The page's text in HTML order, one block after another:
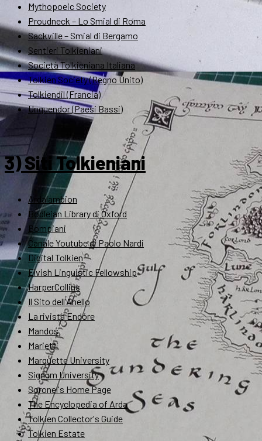
Mythopoeic Society
Proudneck – Lo Smial di Roma
Sackville – Smial di Bergamo
Sentieri Tolkieniani
Società Tolkieniana Italiana
Tolkien Society (Regno Unito)
Tolkiendil (Francia)
Unquendor (Paesi Bassi)
3) Siti Tolkieniani
Ardalambion
Bodleian Library di Oxford
Bompiani
Canale Youtube di Paolo Nardi
Digital Tolkien
Elvish Linguistic Fellowship
HarperCollins
Il Sito dell'Anello
La rivista Endóre
Mandos
Marietti
Marquette University
Signum University
Soronel's Home Page
The Encyclopedia of Arda
Tolkien Collector's Guide
Tolkien Estate